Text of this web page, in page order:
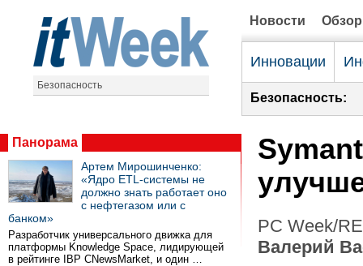
Безопасность
Новости
Инновации
Безопасность:
Панорама
Артем Мирошинченко:
«Ядро ETL-системы не
должно знать работает оно
с нефтегазом или с
банком»
Разработчик универсального движка для
платформы Knowledge Space, лидирующей
в рейтинге IBP CNewsMarket, и один …
PC Week/
Валерий